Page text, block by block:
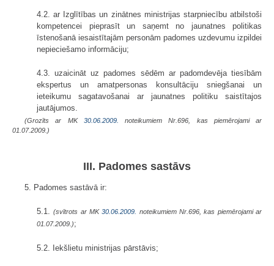
4.2. ar Izglītības un zinātnes ministrijas starpniecību atbilstoši
kompetencei pieprasīt un saņemt no jaunatnes politikas
īstenošanā iesaistītajām personām padomes uzdevumu izpildei
nepieciešamo informāciju;
4.3. uzaicināt uz padomes sēdēm ar padomdevēja tiesībām
ekspertus un amatpersonas konsultāciju sniegšanai un
ieteikumu sagatavošanai ar jaunatnes politiku saistītajos
jautājumos.
(Grozīts ar MK 30.06.2009.
noteikumiem Nr.696, kas piemērojami ar
01.07.2009.)
III. Padomes sastāvs
5. Padomes sastāvā ir:
5.1.(svītrots ar MK30.06.2009.
noteikumiem Nr.696, kas piemērojami ar
01.07.2009.);
5.2. Iekšlietu ministrijas pārstāvis;